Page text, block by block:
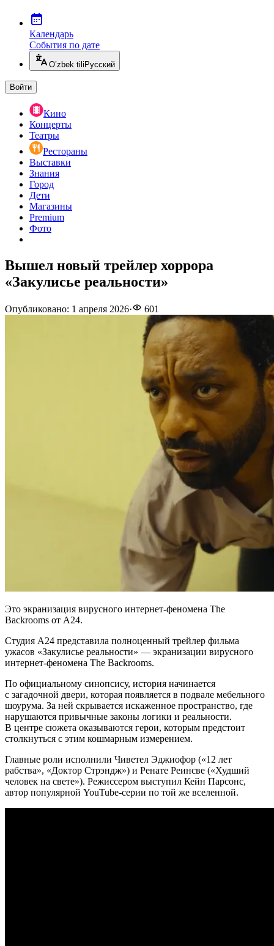
Календарь
События по дате
O’zbek tili Русский
Войти
Кино
Концерты
Театры
Рестораны
Выставки
Знания
Город
Дети
Магазины
Premium
Фото
Вышел новый трейлер хоррора
«Закулисье реальности»
Опубликовано: 1 апреля 2026· 601
Это экранизация вирусного интернет-феномена The
Backrooms от А24.
Студия A24 представила полноценный трейлер фильма
ужасов «Закулисье реальности» — экранизации вирусного
интернет-феномена The Backrooms.
По официальному синопсису, история начинается
с загадочной двери, которая появляется в подвале мебельного
шоурума. За ней скрывается искаженное пространство, где
нарушаются привычные законы логики и реальности.
В центре сюжета оказываются герои, которым предстоит
столкнуться с этим кошмарным измерением.
Главные роли исполнили Чиветел Эджиофор («12 лет
рабства», «Доктор Стрэндж») и Ренате Реинсве («Худший
человек на свете»). Режиссером выступил Кейн Парсонс,
автор популярной YouTube-серии по той же вселенной.